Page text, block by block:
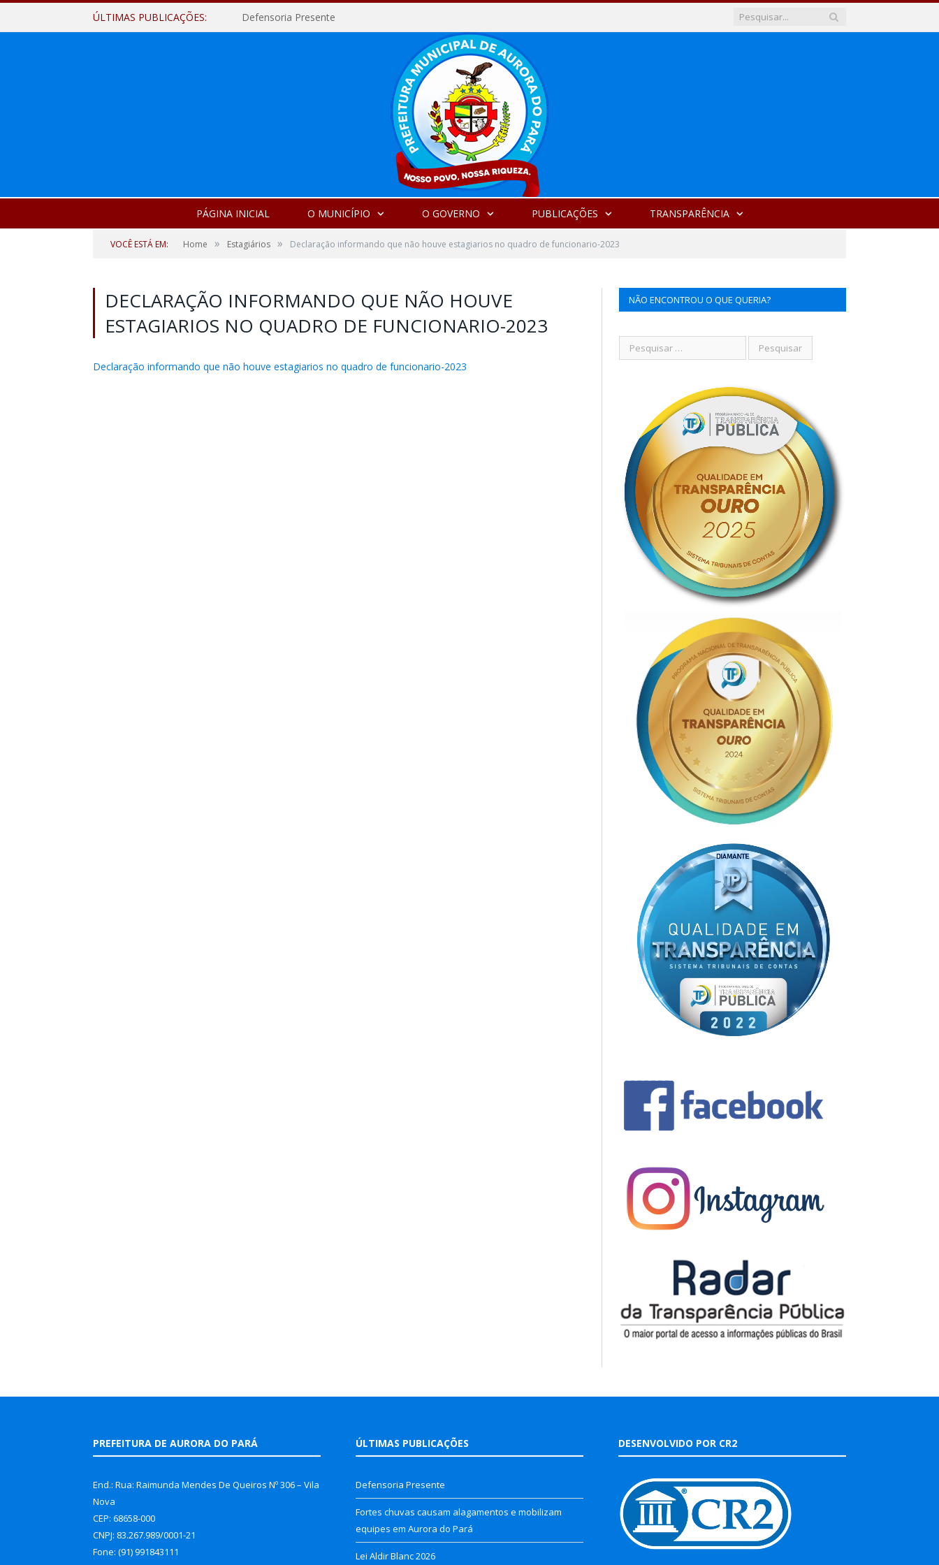
ÚLTIMAS PUBLICAÇÕES: Defensoria Presente
PÁGINA INICIAL O MUNICÍPIO O GOVERNO PUBLICAÇÕES TRANSPARÊNCIA
VOCÊ ESTÁ EM: Home » Estagiários » Declaração informando que não houve estagiarios no quadro de funcionario-2023
DECLARAÇÃO INFORMANDO QUE NÃO HOUVE
ESTAGIARIOS NO QUADRO DE FUNCIONARIO-2023
Declaração informando que não houve estagiarios no quadro de funcionario-2023
NÃO ENCONTROU O QUE QUERIA?
PREFEITURA DE AURORA DO PARÁ
End.: Rua: Raimunda Mendes De Queiros Nº 306 – Vila
Nova
CEP: 68658-000
CNPJ: 83.267.989/0001-21
Fone: (91) 991843111
ÚLTIMAS PUBLICAÇÕES
Defensoria Presente
Fortes chuvas causam alagamentos e mobilizam
equipes em Aurora do Pará
Lei Aldir Blanc 2026
DESENVOLVIDO POR CR2